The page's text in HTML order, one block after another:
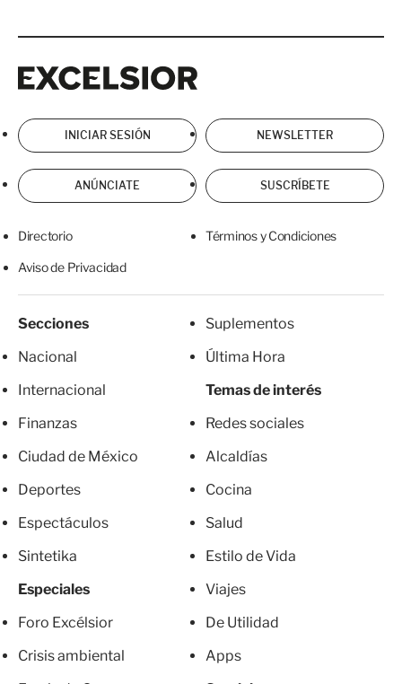
INICIAR SESIÓN NEWSLETTER
ANÚNCIATE SUSCRÍBETE
Directorio Términos y Condiciones
Aviso de Privacidad
Secciones
Nacional
Internacional
Finanzas
Ciudad de México
Deportes
Espectáculos
Sintetika
Especiales
Foro Excélsior
Crisis ambiental
Suplementos
Última Hora
Temas de interés
Redes sociales
Alcaldías
Cocina
Salud
Estilo de Vida
Viajes
De Utilidad
Apps